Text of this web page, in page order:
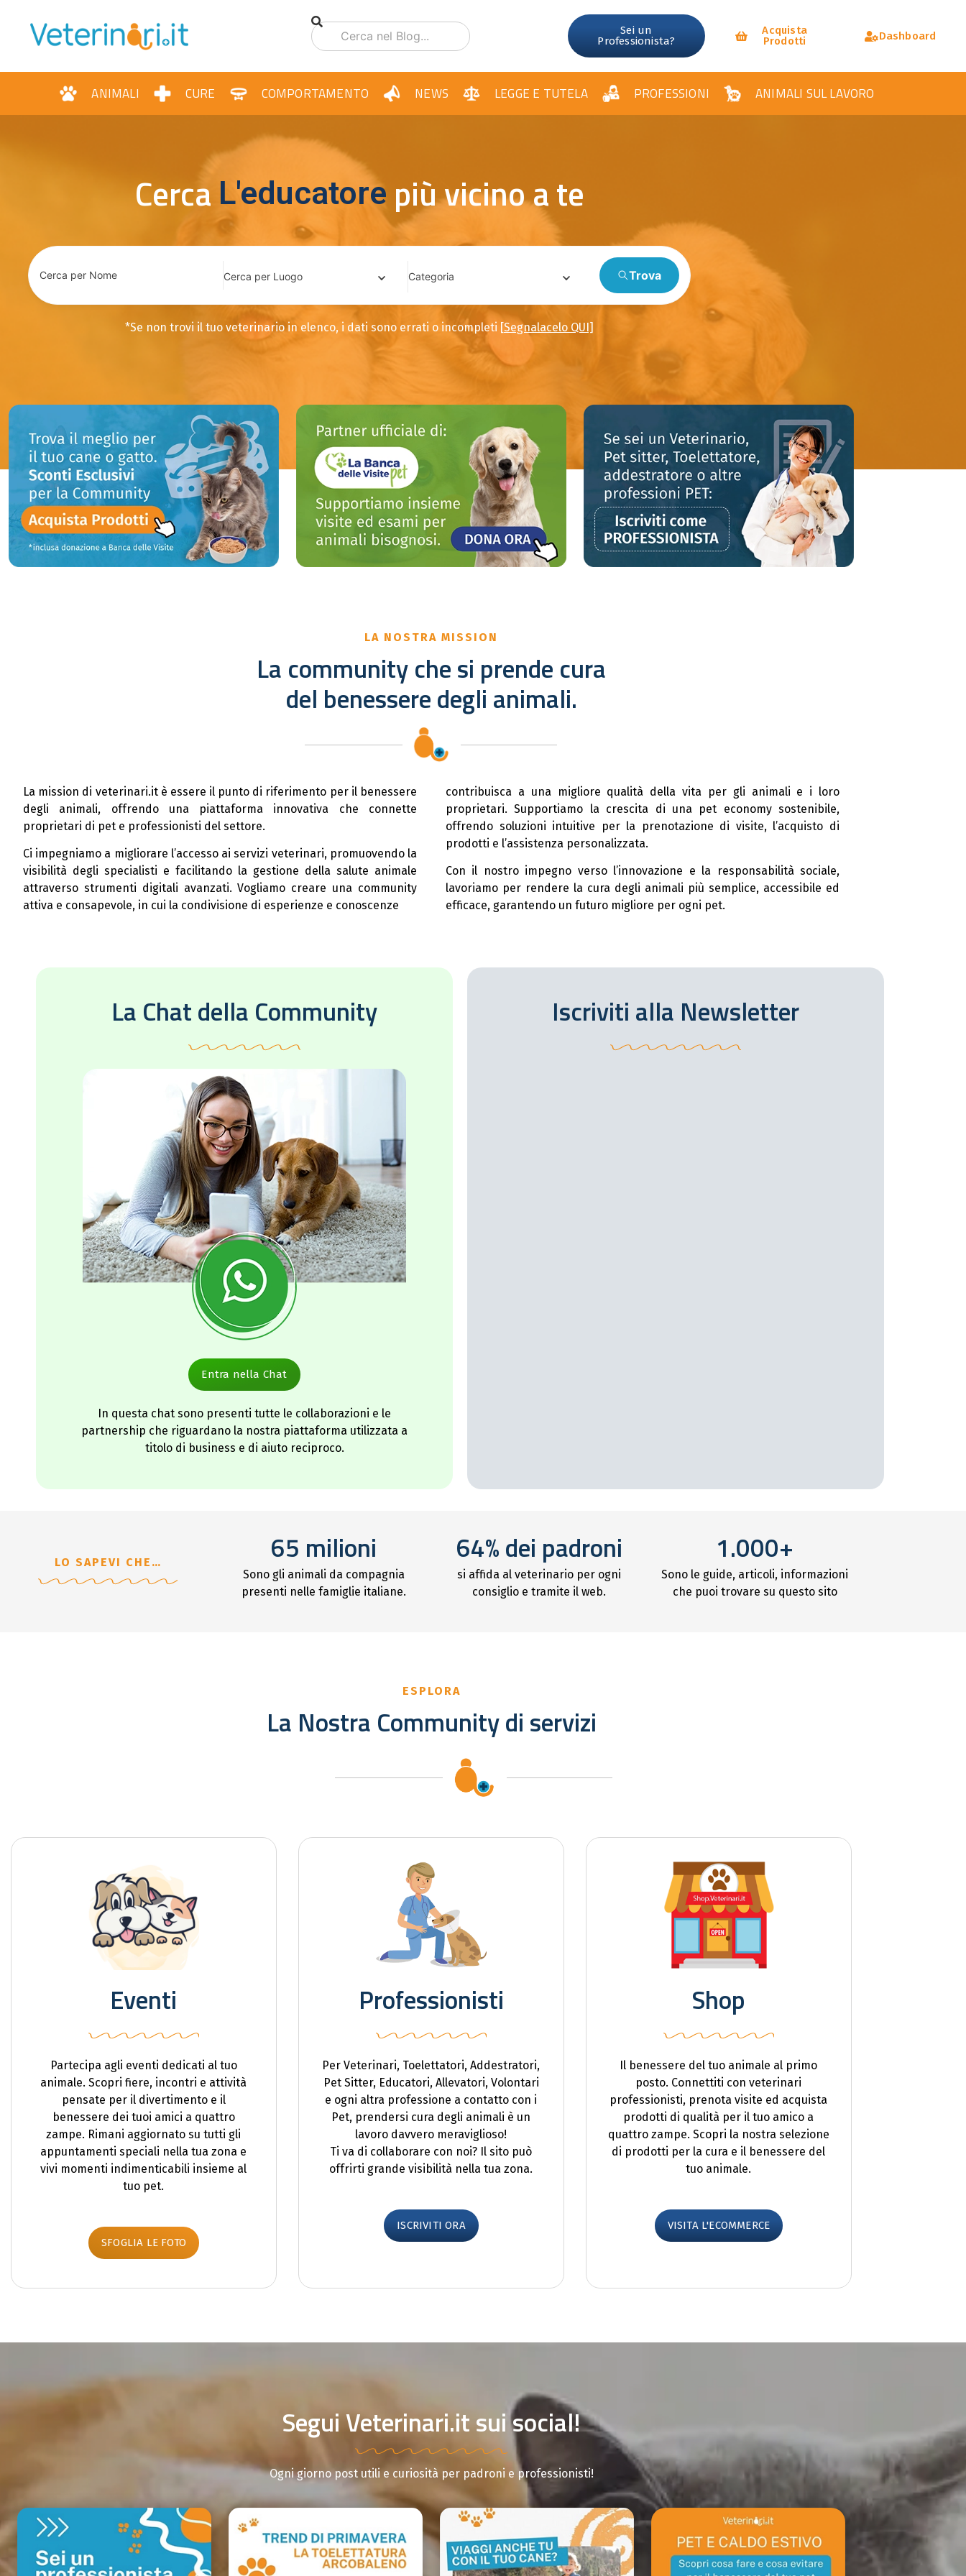
Sei un
Professionista?
Acquista
Prodotti
Dashboard
ANIMALI CURE COMPORTAMENTO NEWS LEGGE E TUTELA PROFESSIONI ANIMALI SUL LAVORO
CercaIl pet sitter più vicino a te
Cerca per Nome Cerca per Luogo Categoria Trova
*Se non trovi il tuo veterinario in elenco, i dati sono errati o incompleti [Segnalacelo QUI]
LA NOSTRA MISSION
La community che si prende cura
del benessere degli animali.
La mission di veterinari.it è essere il punto di riferimento per il benessere
degli animali, offrendo una piattaforma innovativa che connette
proprietari di pet e professionisti del settore.
Ci impegniamo a migliorare l’accesso ai servizi veterinari, promuovendo la
visibilità degli specialisti e facilitando la gestione della salute animale
attraverso strumenti digitali avanzati. Vogliamo creare una community
attiva e consapevole, in cui la condivisione di esperienze e conoscenze
contribuisca a una migliore qualità della vita per gli animali e i loro
proprietari. Supportiamo la crescita di una pet economy sostenibile,
offrendo soluzioni intuitive per la prenotazione di visite, l’acquisto di
prodotti e l’assistenza personalizzata.
Con il nostro impegno verso l’innovazione e la responsabilità sociale,
lavoriamo per rendere la cura degli animali più semplice, accessibile ed
efficace, garantendo un futuro migliore per ogni pet.
La Chat della Community
Entra nella Chat
In questa chat sono presenti tutte le collaborazioni e le
partnership che riguardano la nostra piattaforma utilizzata a
titolo di business e di aiuto reciproco.
Iscriviti alla Newsletter
LO SAPEVI CHE… 65 milioni
Sono gli animali da compagnia
presenti nelle famiglie italiane.
64% dei padroni
si affida al veterinario per ogni
consiglio e tramite il web.
1.000+
Sono le guide, articoli, informazioni
che puoi trovare su questo sito
ESPLORA
La Nostra Community di servizi
Eventi
Partecipa agli eventi dedicati al tuo
animale. Scopri fiere, incontri e attività
pensate per il divertimento e il
benessere dei tuoi amici a quattro
zampe. Rimani aggiornato su tutti gli
appuntamenti speciali nella tua zona e
vivi momenti indimenticabili insieme al
tuo pet.
SFOGLIA LE FOTO
Professionisti
Per Veterinari, Toelettatori, Addestratori,
Pet Sitter, Educatori, Allevatori, Volontari
e ogni altra professione a contatto con i
Pet, prendersi cura degli animali è un
lavoro davvero meraviglioso!
Ti va di collaborare con noi? Il sito può
offrirti grande visibilità nella tua zona.
ISCRIVITI ORA
Shop
Il benessere del tuo animale al primo
posto. Connettiti con veterinari
professionisti, prenota visite ed acquista
prodotti di qualità per il tuo amico a
quattro zampe. Scopri la nostra selezione
di prodotti per la cura e il benessere del
tuo animale.
VISITA L'ECOMMERCE
Segui Veterinari.it sui social!
Ogni giorno post utili e curiosità per padroni e professionisti!